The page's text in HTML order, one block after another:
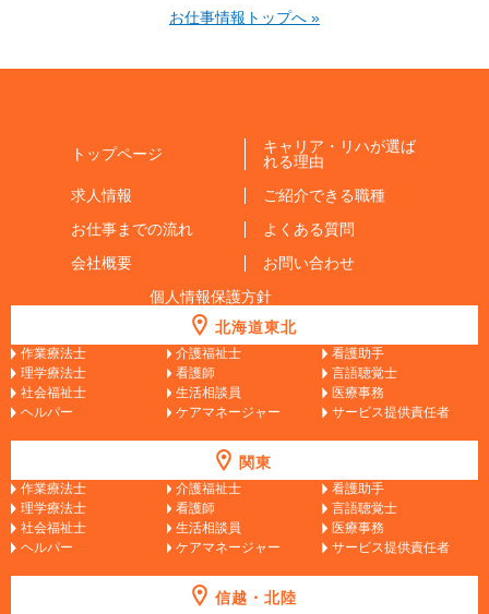
お仕事情報トップへ »
トップページ
キャリア・リハが選ば
れる理由
求人情報
ご紹介できる職種
お仕事までの流れ
よくある質問
会社概要
お問い合わせ
個人情報保護方針
北海道東北
作業療法士 介護福祉士
看護助手
理学療法士
看護師
言語聴覚士
社会福祉士
生活相談員
医療事務
ヘルパー
ケアマネージャー サービス提供責任者
関東
作業療法士 介護福祉士
看護助手
理学療法士
看護師
言語聴覚士
社会福祉士
生活相談員
医療事務
ヘルパー
ケアマネージャー サービス提供責任者
信越・北陸